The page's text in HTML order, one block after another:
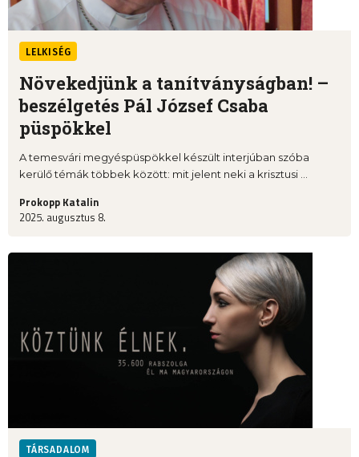
LELKISÉG
Növekedjünk a tanítványságban! –
beszélgetés Pál József Csaba
püspökkel
A temesvári megyéspüspökkel készült interjúban szóba
kerülő témák többek között: mit jelent neki a krisztusi ...
Prokopp Katalin
2025. augusztus 8.
TÁRSADALOM